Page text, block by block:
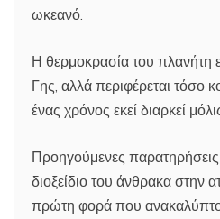
ωκεανό.
Η θερμοκρασία του πλανήτη
Γης, αλλά περιφέρεται τόσο
ένας χρόνος εκεί διαρκεί
Προηγούμενες παρατηρήσεις
διοξείδιο του άνθρακα στην
πρώτη φορά που